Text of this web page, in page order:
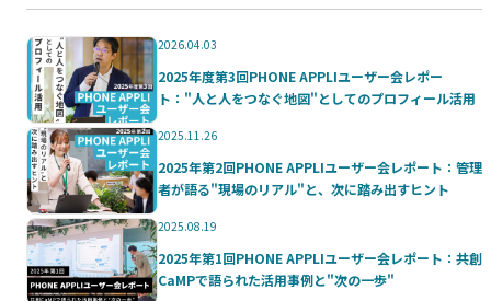
2026.04.03
2025年度第3回PHONE APPLIユーザー会レポー
ト："人と人をつなぐ地図"としてのプロフィール活用
2025.11.26
2025年第2回PHONE APPLIユーザー会レポート：管理
者が語る"現場のリアル"と、次に踏み出すヒント
2025.08.19
2025年第1回PHONE APPLIユーザー会レポート：共創
CaMPで語られた活用事例と"次の一歩"